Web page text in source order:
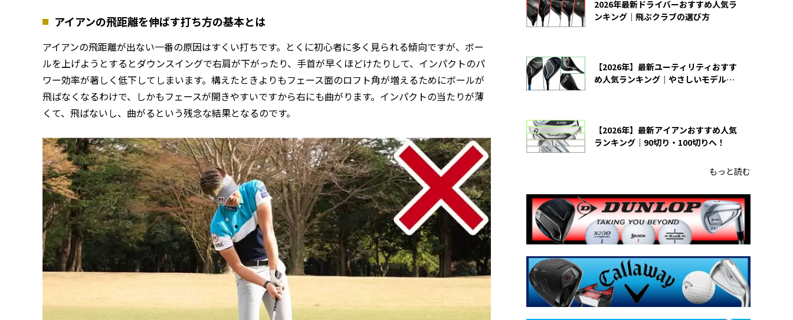
アイアンの飛距離を伸ばす打ち方の基本とは
アイアンの飛距離が出ない一番の原因はすくい打ちです。とくに初心者に多く見られる傾向ですが、ボー
ルを上げようとするとダウンスイングで右肩が下がったり、手首が早くほどけたりして、インパクトのパ
ワー効率が著しく低下してしまいます。構えたときよりもフェース面のロフト角が増えるためにボールが
飛ばなくなるわけで、しかもフェースが開きやすいですから右にも曲がります。インパクトの当たりが薄
くて、飛ばないし、曲がるという残念な結果となるのです。
2026年最新ドライバーおすすめ人気ラ
ンキング｜飛ぶクラブの選び方
【2026年】最新ユーティリティおすす
め人気ランキング｜やさしいモデルの
【2026年】最新アイアンおすすめ人気
ランキング｜90切り・100切りへ！
もっと読む